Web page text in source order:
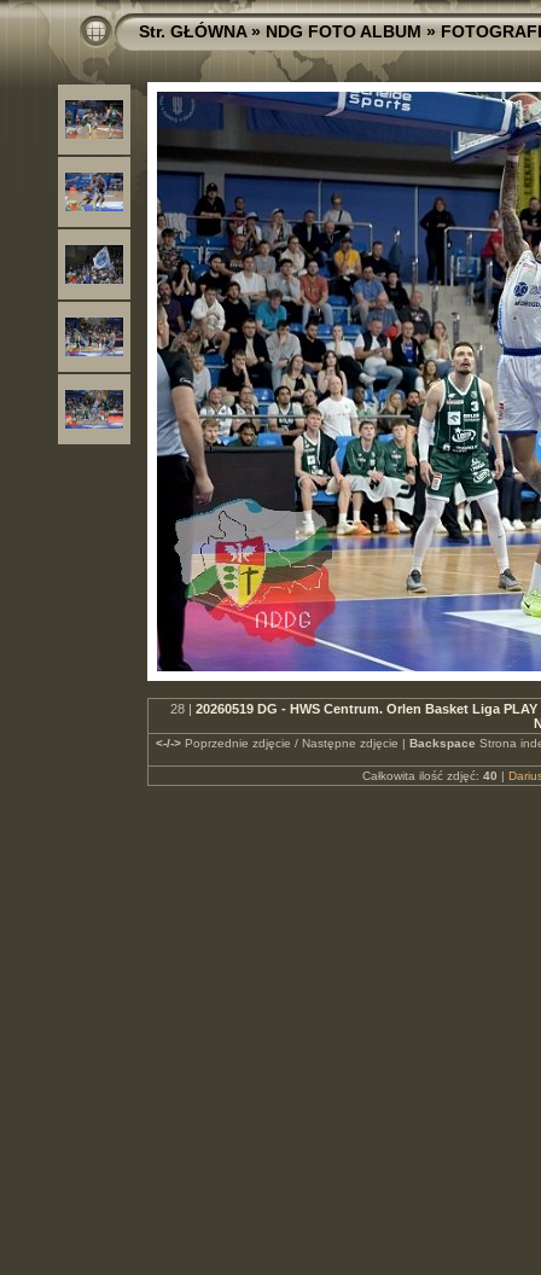
Str. GŁÓWNA»NDG FOTO ALBUM»
28 | 20260519 DG - HWS Centrum. Orlen Basket Liga
<-/->Poprzednie zdjęcie / Następne zdjęcie | Backspace Strona
Całkowita ilość zdjęć: 40 |